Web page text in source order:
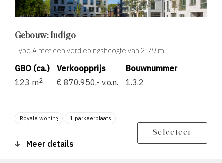
Gebouw: Indigo
Type A met een verdiepingshoogte van 2,79 m.
GBO (ca.)
123 m2
Verkoopprijs
€ 870.950,- v.o.n.
Bouwnummer
1.3.2
Royale woning 1 parkeerplaats
Meer details
Selecteer